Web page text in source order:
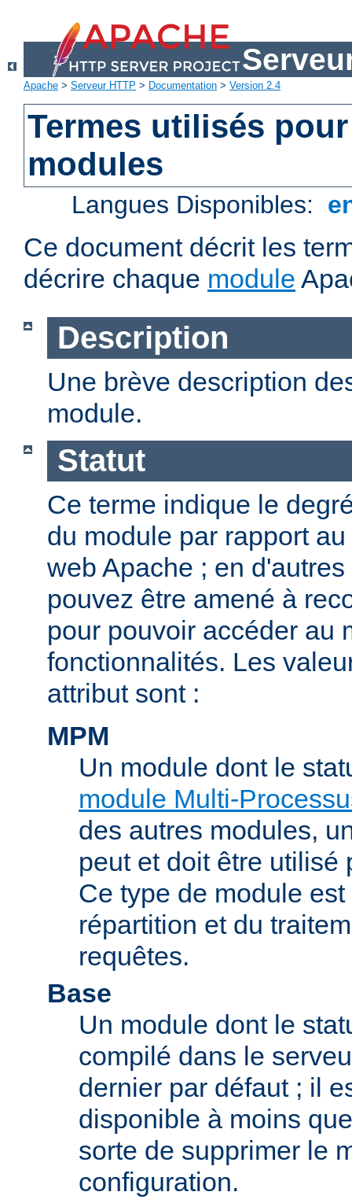
Apache > Serveur HTTP > Documentation > Version 2.4
Termes utilisés
modules
Langues Disponibles:
Ce document décrit les
décrire chaque module
Description
Une brève description
module.
Statut
Ce terme indique le
du module par rapport
web Apache ; en
pouvez être amené à
pour pouvoir accéder au
fonctionnalités. Les
attribut sont :
MPM
Un module dont le
module Multi-
des autres modules,
peut et doit être utilisé
Ce type de module
répartition et du
requêtes.
Base
Un module dont le
compilé dans le
dernier par défaut ; il
disponible à moins
sorte de supprimer le
configuration.